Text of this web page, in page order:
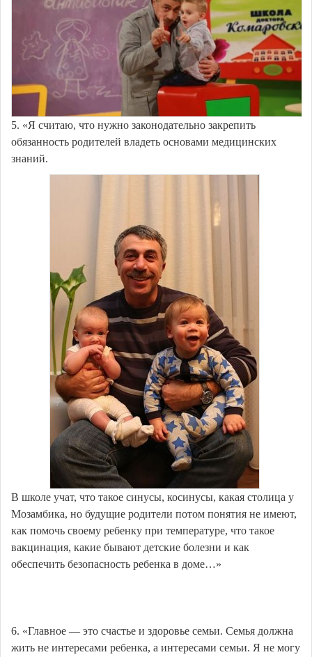
5. «Я считаю, что нужно законодательно закрепить
обязанность родителей владеть основами медицинских
знаний.
В школе учат, что такое синусы, косинусы, какая столица у
Мозамбика, но будущие родители потом понятия не имеют,
как помочь своему ребенку при температуре, что такое
вакцинация, какие бывают детские болезни и как
обеспечить безопасность ребенка в доме…»
6. «Главное — это счастье и здоровье семьи. Семья должна
жить не интересами ребенка, а интересами семьи. Я не могу